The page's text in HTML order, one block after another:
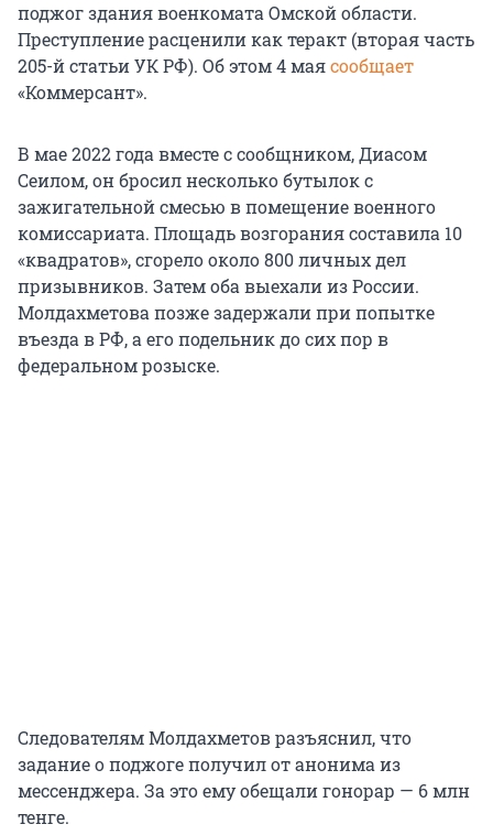
поджог здания военкомата Омской области.
Преступление расценили как теракт (вторая часть
205-й статьи УК РФ). Об этом 4 маясообщает
«Коммерсант».
В мае 2022 года вместе с сообщником, Диасом
Сеилом, он бросил несколько бутылок с
зажигательной смесью в помещение военного
комиссариата. Площадь возгорания составила 10
«квадратов», сгорело около 800 личных дел
призывников. Затем оба выехали из России.
Молдахметова позже задержали при попытке
въезда в РФ, а его подельник до сих пор в
федеральном розыске.
Следователям Молдахметов разъяснил, что
задание о поджоге получил от анонима из
мессенджера. За это ему обещали гонорар — 6 млн
тенге.